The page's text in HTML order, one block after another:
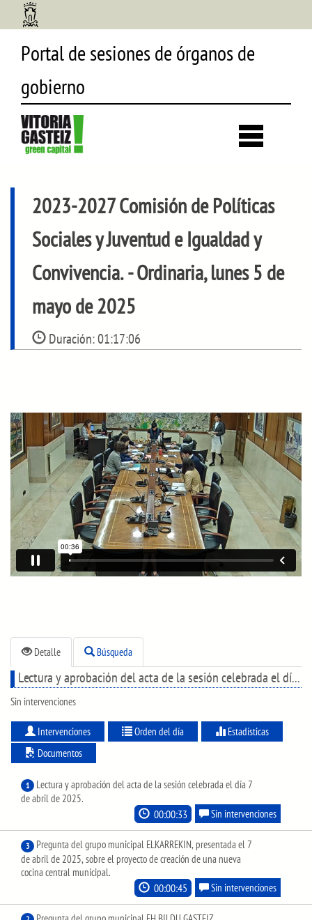
Portal de sesiones de órganos de
gobierno
2023-2027 Comisión de Políticas
Sociales y Juventud e Igualdad y
Convivencia.- Ordinaria, lunes 5 de
mayo de 2025
Duración:01:17:06
Detalle Búsqueda
Lectura y aprobación del acta de la sesión celebrada el día 7 de abril de 2025.
Sin intervenciones
Intervenciones Orden del día
Estadísticas
Documentos
1
Lectura y aprobación del acta de la sesión celebrada el día 7
de abril de 2025.
00:00:33 Sin intervenciones
3
Pregunta del grupo municipal ELKARREKIN, presentada el 7
de abril de 2025, sobre el proyecto de creación de una nueva
cocina central municipal.
00:00:45 Sin intervenciones